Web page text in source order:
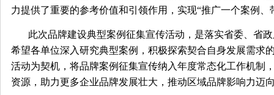
力提供了重要的参考价值和引领作用，实现“推广一个案例
此次品牌建设典型案例征集宣传活动，是落实省委、省
希望各单位深入研究典型案例，积极探索契合自身发展需求
活动为契机，将品牌案例征集宣传纳入年度常态化工作机制
资源，助力更多企业品牌发展壮大，推动区域品牌影响力迈